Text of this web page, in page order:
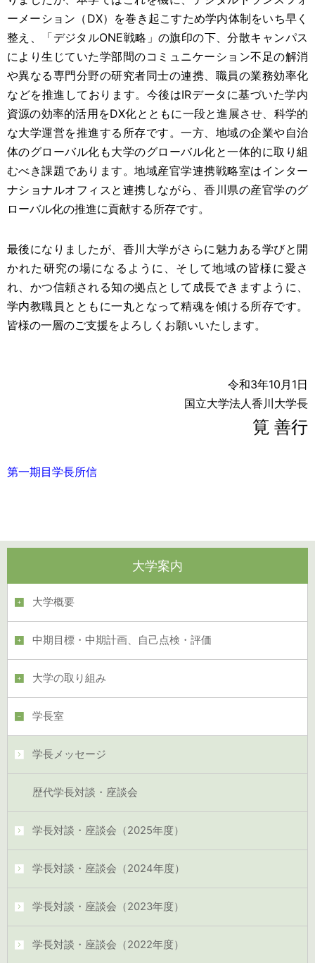
ーメーション（DX）を巻き起こすため学内体制をいち早く
整え、「デジタルONE戦略」の旗印の下、分散キャンパス
により生じていた学部間のコミュニケーション不足の解消
や異なる専門分野の研究者同士の連携、職員の業務効率化
などを推進しております。今後はIRデータに基づいた学内
資源の効率的活用をDX化とともに一段と進展させ、科学的
な大学運営を推進する所存です。一方、地域の企業や自治
体のグローバル化も大学のグローバル化と一体的に取り組
むべき課題であります。地域産官学連携戦略室はインター
ナショナルオフィスと連携しながら、香川県の産官学のグ
ローバル化の推進に貢献する所存です。
最後になりましたが、香川大学がさらに魅力ある学びと開
かれた研究の場になるように、そして地域の皆様に愛さ
れ、かつ信頼される知の拠点として成長できますように、
学内教職員とともに一丸となって精魂を傾ける所存です。
皆様の一層のご支援をよろしくお願いいたします。
令和3年10月1日
国立大学法人香川大学長
筧 善行
第一期目学長所信
大学案内
大学概要
中期目標・中期計画、自己点検・評価
大学の取り組み
学長室
学長メッセージ
歴代学長対談・座談会
学長対談・座談会（2025年度）
学長対談・座談会（2024年度）
学長対談・座談会（2023年度）
学長対談・座談会（2022年度）